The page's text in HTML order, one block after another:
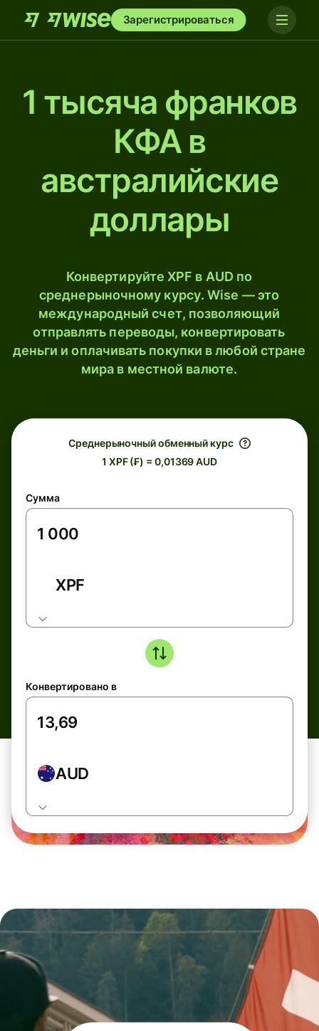
Зарегистрироваться
1 тысяча франков
КФА в
австралийские
доллары
Конвертируйте XPF в AUD по
среднерыночному курсу. Wise — это
международный счет, позволяющий
отправлять переводы, конвертировать
деньги и оплачивать покупки в любой стране
мира в местной валюте.
Среднерыночный обменный курс
1 XPF (₣) = 0,01369 AUD
Сумма
XPF
Конвертировано в
AUD